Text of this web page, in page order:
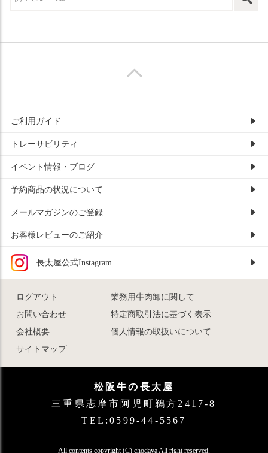
ご利用ガイド
トレーサビリティ
イベント情報・ブログ
予約商品の状況について
メールマガジンのご登録
お客様レビューのご紹介
長太屋公式Instagram
ログアウト
業務用牛肉卸に関して
お問い合わせ
特定商取引法に基づく表示
会社概要
個人情報の取扱いについて
サイトマップ
松阪牛の長太屋
三重県志摩市阿児町鵜方2417-8
TEL:0599-44-5567
All contents copyright (C) chodaya All right reserved.